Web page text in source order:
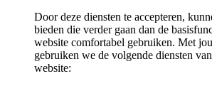
Door deze diensten te accepteren,
bieden die verder gaan dan de
website comfortabel gebruiken. Met
gebruiken we de volgende diensten
website: